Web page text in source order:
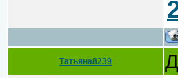
Татьяна8239